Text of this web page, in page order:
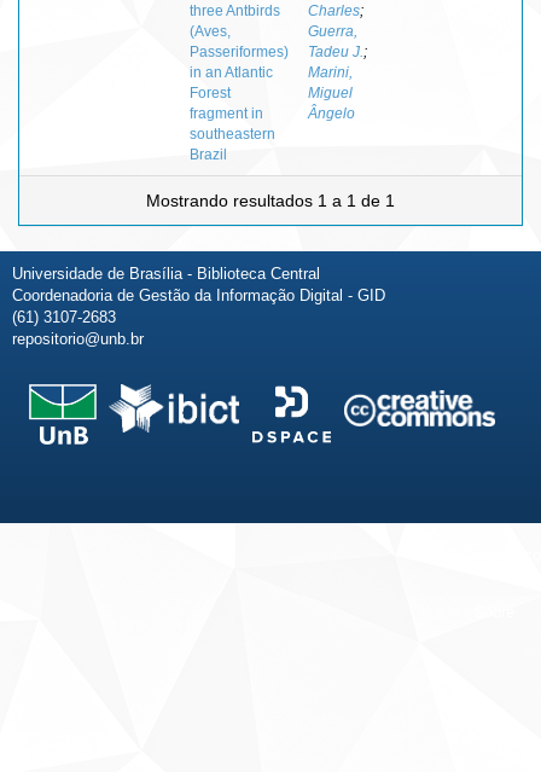
three Antbirds
(Aves,
Passeriformes)
in an Atlantic
Forest
fragment in
southeastern
Brazil
Charles;
Guerra,
Tadeu J. ;
Marini,
Miguel
Ângelo
Mostrando resultados 1 a 1 de 1
Universidade de Brasília - Biblioteca Central
Coordenadoria de Gestão da Informação Digital - GID
(61) 3107-2683
repositorio@unb.br